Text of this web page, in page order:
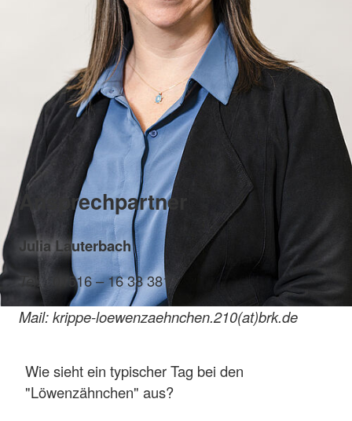
Ansprechpartner
Julia Lauterbach
Tel. :
01516 – 16 38 381
Mail: krippe-loewenzaehnchen.210(at)brk.de
Wie sieht ein typischer Tag bei den
"Löwenzähnchen" aus?